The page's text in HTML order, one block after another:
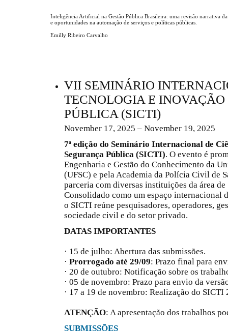
Inteligência Artificial na Gestão Pública Brasileira: uma revisão narrativa
e oportunidades na automação de serviços e políticas públicas.
Emilly Ribeiro Carvalho
VII SEMINÁRIO
TECNOLOGIA E
PÚBLICA (SICTI)
November 17, 2025 – November 19, 2025
7ª edição do Seminário Internacional de
Segurança Pública (SICTI). O evento é
Engenharia e Gestão do Conhecimento da
(UFSC) e pela Academia da Polícia Civil de
parceria com diversas instituições da área de
Consolidado como um espaço internacional
o SICTI reúne pesquisadores, operadores,
sociedade civil e do setor privado.
DATAS IMPORTANTES
· 15 de julho: Abertura das submissões.
· Prorrogado até 29/09: Prazo final para
· 20 de outubro: Notificação sobre os
· 05 de novembro: Prazo para envio da
· 17 a 19 de novembro: Realização do
ATENÇÃO: A apresentação dos trabalhos
SUBMISSÕES